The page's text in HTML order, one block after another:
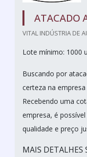
ATACADO
VITAL INDÚSTRIA DE
Lote mínimo: 1000
Buscando por
certeza na
Recebendo uma
empresa, é
qualidade e preço
MAIS DETALHES